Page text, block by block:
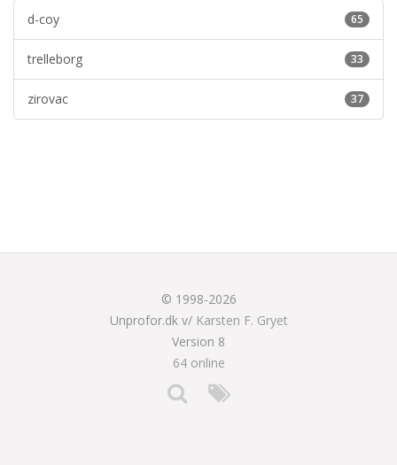
65
d-coy
33
trelleborg
37
zirovac
© 1998-2026
Unprofor.dk v/ Karsten F. Gryet
Version 8
64 online